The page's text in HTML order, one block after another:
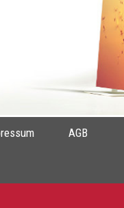
AGB